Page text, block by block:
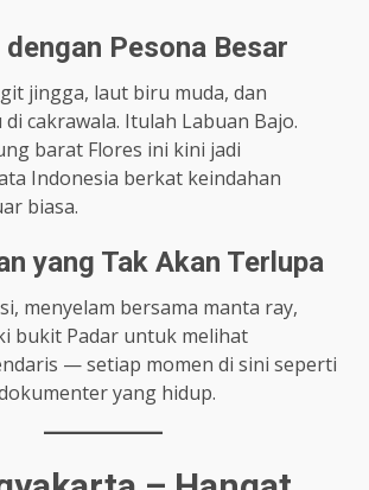
Pesona Besar
jingga, laut biru muda, dan
cakrawala. Itulah Labuan Bajo.
barat Flores ini kini jadi
Indonesia berkat keindahan
biasa.
yang Tak Akan Terlupa
menyelam bersama manta ray,
bukit Padar untuk melihat
— setiap momen di sini seperti
yang hidup.